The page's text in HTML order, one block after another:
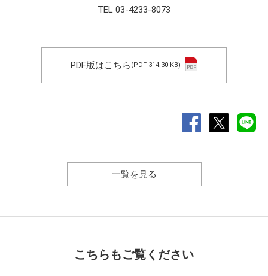
TEL 03-4233-8073
PDF版はこちら (PDF 314.30 KB)
一覧を見る
こちらもご覧ください